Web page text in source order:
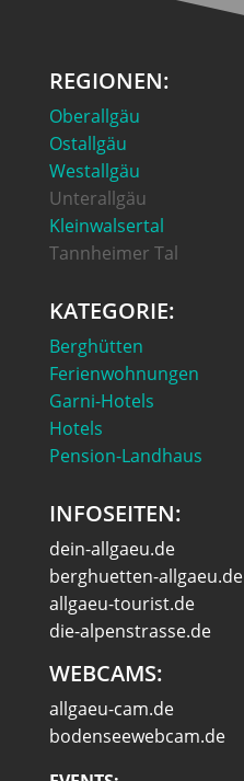
REGIONEN:
Oberallgäu
Ostallgäu
Westallgäu
Unterallgäu
Kleinwalsertal
Tannheimer Tal
KATEGORIE:
Berghütten
Ferienwohnungen
Garni-Hotels
Hotels
Pension-Landhaus
INFOSEITEN:
dein-allgaeu.de
berghuetten-allgaeu.de
allgaeu-tourist.de
die-alpenstrasse.de
WEBCAMS:
allgaeu-cam.de
bodenseewebcam.de